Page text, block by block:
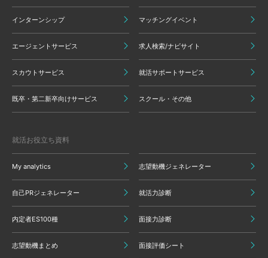
インターンシップ マッチングイベント
エージェントサービス 求人検索/ナビサイト
スカウトサービス 就活サポートサービス
既卒・第二新卒向けサービス スクール・その他
就活お役立ち資料
My analytics 志望動機ジェネレーター
自己PRジェネレーター 就活力診断
内定者ES100種 面接力診断
志望動機まとめ 面接評価シート